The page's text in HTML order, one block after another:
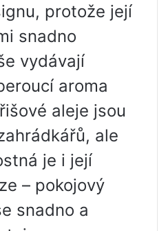
protože její
snadno
vydávají
aroma
aleje jsou
ale
je i její
– pokojový
snadno a